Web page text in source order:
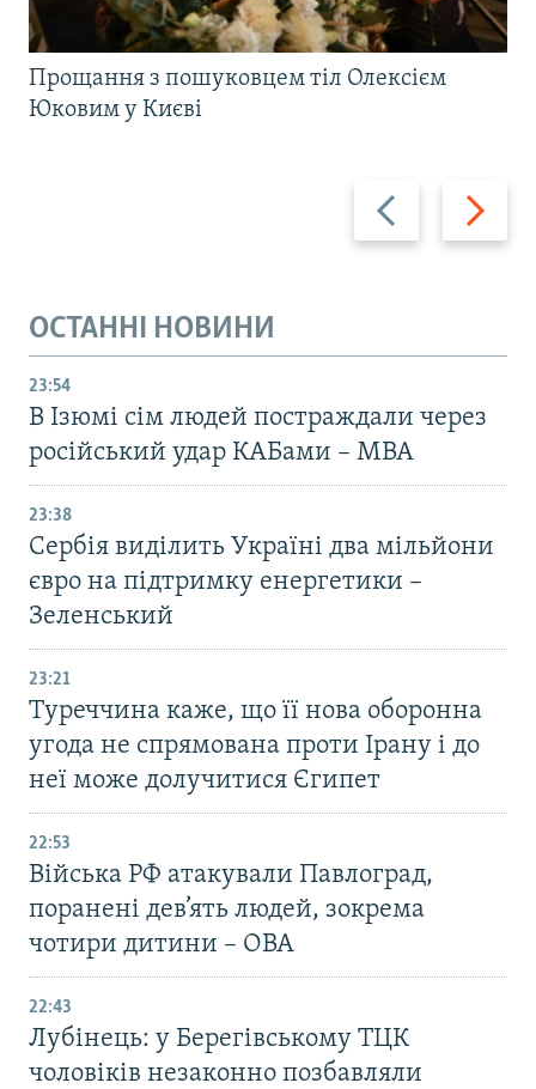
Назад Вперед
Прощання з пошуковцем тіл Олексієм
Юковим у Києві
ОСТАННІ НОВИНИ
23:54
В Ізюмі сім людей постраждали через
російський удар КАБами – МВА
23:38
Сербія виділить Україні два мільйони
євро на підтримку енергетики –
Зеленський
23:21
Туреччина каже, що її нова оборонна
угода не спрямована проти Ірану і до
неї може долучитися Єгипет
22:53
Війська РФ атакували Павлоград,
поранені дев’ять людей, зокрема
чотири дитини – ОВА
22:43
Лубінець: у Берегівському ТЦК
чоловіків незаконно позбавляли